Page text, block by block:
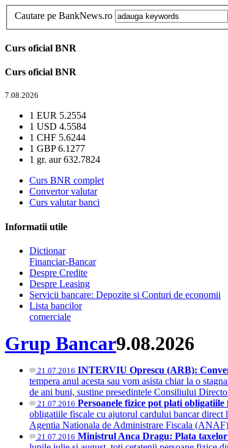
Cautare pe BankNews.ro
Curs oficial BNR
Curs oficial BNR
7.08.2026
1 EUR 5.2554
1 USD 4.5584
1 CHF 5.6244
1 GBP6.1277
1 gr. aur632.7824
Curs BNR complet
Convertor valutar
Curs valutar banci
Informatii utile
Dictionar
Financiar-Bancar
Despre Credite
Despre Leasing
Servicii bancare: Depozite si Conturi de economii
Lista bancilor
comerciale
Grup Bancar9.08.2026
21.07.2016 INTERVIU Oprescu (ARB):
tempera anul acesta sau vom asista chiar la o
de ani buni, sustine presedintele Consiliului
21.07.2016 Persoanele fizice pot plati
obligatiile fiscale cu ajutorul cardului bancar direct
Agentia Nationala de Administrare Fiscala
21.07.2016 Ministrul Anca Dragu: Plata